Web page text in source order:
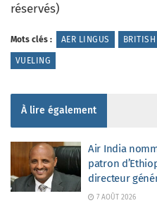
réservés)
Mots clés : AER LINGUS
VUELING
À lire également
Air India
patron
directeur
7 AOÛT 2026